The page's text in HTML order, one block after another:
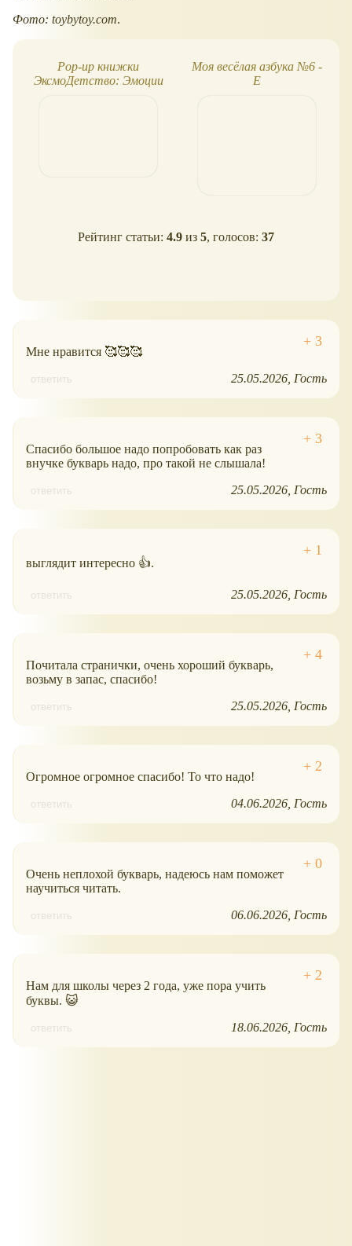
Фото: toybytoy.com.
Pop-up книжки
ЭксмоДетство: Эмоции
Моя весёлая азбука №6 -
Е
Рейтинг статьи: 4.9 из 5, голосов: 37
Мне нравится 🥰🥰🥰
ответить 25.05.2026 Гость
Спасибо большое надо попробовать как раз
внучке букварь надо, про такой не слышала!
ответить 25.05.2026 Гость
выглядит интересно 👍.
ответить 25.05.2026 Гость
Почитала странички, очень хороший букварь,
возьму в запас, спасибо!
ответить 25.05.2026 Гость
Огромное огромное спасибо! То что надо!
ответить 04.06.2026 Гость
Очень неплохой букварь, надеюсь нам поможет
научиться читать.
ответить 06.06.2026 Гость
Нам для школы через 2 года, уже пора учить
буквы. 😺
ответить 18.06.2026 Гость